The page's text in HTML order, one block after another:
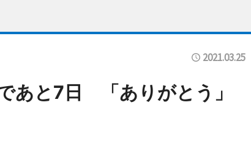
2021.03.25
あと7日 「ありがとう」